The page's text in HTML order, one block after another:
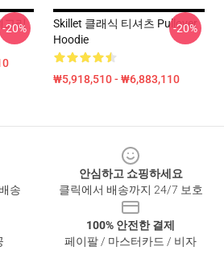
고리
-20%
Skillet 클래식 티셔츠 Pullover
Hoodie
₩5,918,510 - ₩6,883,110
-20%
송
안심하고 쇼핑하세요
클릭에서 배송까지 24/7 보호
100% 안전한 결제
페이팔 / 마스터카드 / 비자